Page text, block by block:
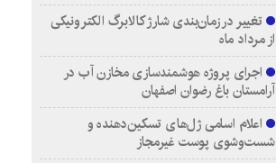
تغییر در زمان‌بندی شارژ کالابرگ الکترونیکی
از مرداد ماه
اجرای پروژه هوشمندسازی مخازن آب در
آرامستان‌ باغ رضوان اصفهان
اعلام اسامی ژل‌های تسکین‌دهنده و
شست‌وشوی پوست غیرمجاز